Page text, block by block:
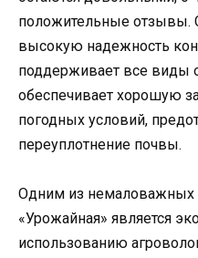
положительные отзывы.
высокую надежность
поддерживает все виды
обеспечивает хорошую
погодных условий,
переуплотнение почвы.
Одним из немаловажных
«Урожайная» является
использованию